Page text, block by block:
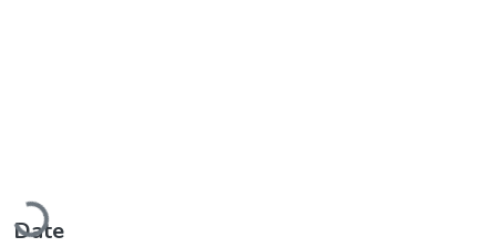
Loading...
Date